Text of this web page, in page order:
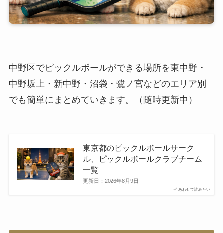
中野区でピックルボールができる場所を東中野・
中野坂上・新中野・沼袋・鷺ノ宮などのエリア別
でも簡単にまとめていきます。（随時更新中）
あわせて読みたい
東京都のピックルボールサーク
ル、ピックルボールクラブチーム
一覧
更新日： 2026年8月9日